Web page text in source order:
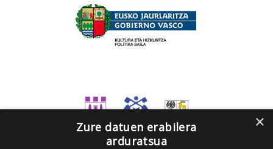
×
Zure datuen erabilera
arduratsua